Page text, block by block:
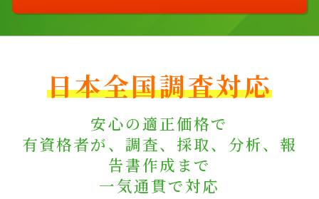
日本全国調査対応
安心の適正価格で
有資格者が、調査、採取、分析、報
告書作成まで
一気通貫で対応